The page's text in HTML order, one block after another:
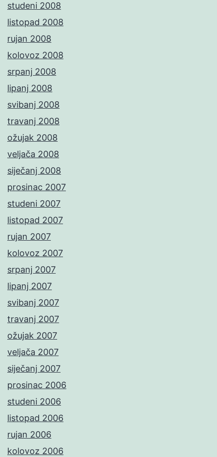
studeni 2008
listopad 2008
rujan 2008
kolovoz 2008
srpanj 2008
lipanj 2008
svibanj 2008
travanj 2008
ožujak 2008
veljača 2008
siječanj 2008
prosinac 2007
studeni 2007
listopad 2007
rujan 2007
kolovoz 2007
srpanj 2007
lipanj 2007
svibanj 2007
travanj 2007
ožujak 2007
veljača 2007
siječanj 2007
prosinac 2006
studeni 2006
listopad 2006
rujan 2006
kolovoz 2006